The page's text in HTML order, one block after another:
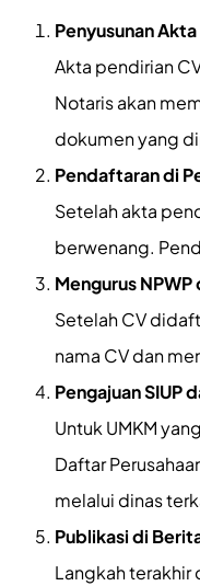
Penyusunan
Akta pendirian
Notaris akan
dokumen yang
Pendaftaran di
Setelah akta
berwenang.
Mengurus NPWP
Setelah CV
nama CV dan
Pengajuan SIUP
Untuk UMKM
Daftar
melalui dinas
Publikasi di
Langkah terakhir